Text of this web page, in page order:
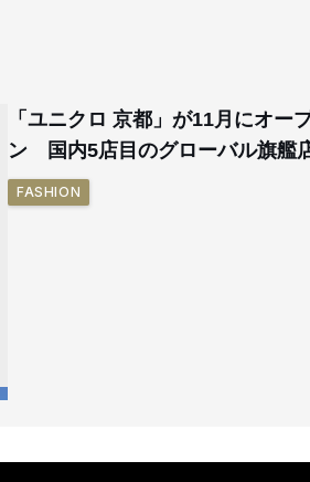
「ユニクロ 京都」が11月にオー
ン 国内5店目のグローバル旗艦
FASHION